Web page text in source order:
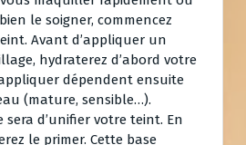
le soigner, commencez
Avant d’appliquer un
hydraterez d’abord votre
dépendent ensuite
(mature, sensible…).
sera d’unifier votre teint. En
le primer. Cette base